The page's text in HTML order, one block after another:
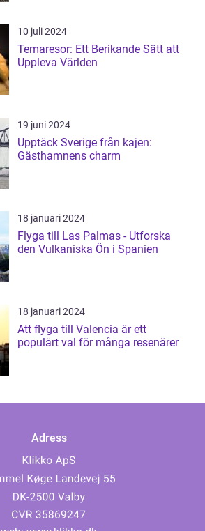
10 juli 2024
Temaresor: Ett Berikande Sätt att
Uppleva Världen
19 juni 2024
Upptäck Sverige från kajen:
Gästhamnens charm
18 januari 2024
Flyga till Las Palmas - Utforska
den Vulkaniska Ön i Spanien
18 januari 2024
Att flyga till Valencia är ett
populärt val för många resenärer
Adress